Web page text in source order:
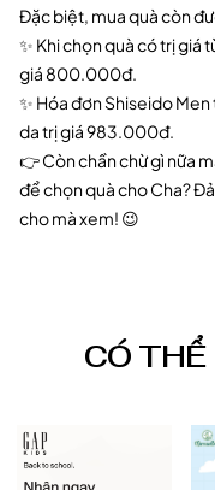
Đặc biệt, mua quà còn
✨ Khi chọn quà có trị
giá 800.000đ.
✨ Hóa đơn Shiseido
da trị giá 983.000đ.
👉 Còn chần chừ gì nữa
để chọn quà cho Cha?
cho mà xem! 😉
CÓ THỂ